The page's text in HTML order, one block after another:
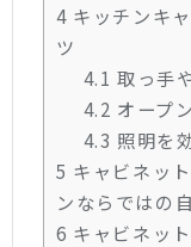
4 キッチンキ
ツ
4.1 取っ手
4.2 オープ
4.3 照明を
5 キャビネッ
ンならではの
6 キャビネッ